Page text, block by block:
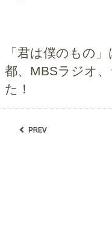
「君は僕のもの
都、MBSラジオ
た！